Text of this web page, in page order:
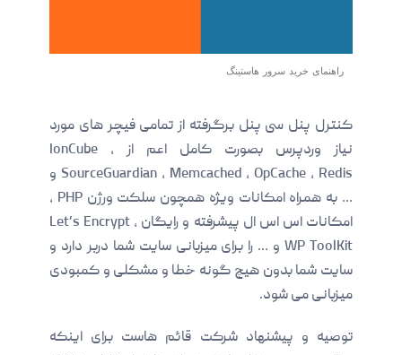
راهنمای خرید سرور هاستینگ
کنترل پنل سی پنل برگرفته از تمامی فیچر های مورد
نیاز وردپرس بصورت کامل اعم از IonCube ,
SourceGuardian , Memcached , OpCache , Redis و
… به همراه امکانات ویژه همچون سلکت ورژن PHP ,
امکانات اس اس ال پیشرفته و رایگان Let’s Encrypt ،
WP ToolKit و … را برای میزبانی سایت شما دربر دارد و
سایت شما بدون هیچ گونه خطا و مشکلی و کمبودی
میزبانی می شود.
توصیه و پیشنهاد شرکت قائم هاست برای اینکه